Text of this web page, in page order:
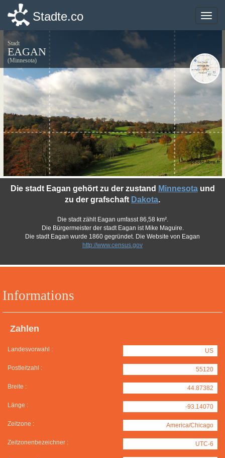
Toggle
Stadte.co
Stadt
EAGAN
(Minnesota)
Informations
Zahlen
Landesvorwahl : US
Postleitzahl : 55120
Breite : 44.87382
Länge : -93.14070
Zeitzone : America/Chicago
Zeitzonenbezeichner : UTC-6
Die stadt Eagan gehört zu der zustand Minnesotaund
zu der grafschaft Dakota.
Die stadt zählt Eagan umfasst 86,58 km².
Die Bürgermeister der stadt Eagan ist Mike Maguire.
Die stadt Eagan wurde 1860 gegründet. Die Website von Eagan
http://www.census.gov
©photo-libre.fr
Toggle
Stadte.co